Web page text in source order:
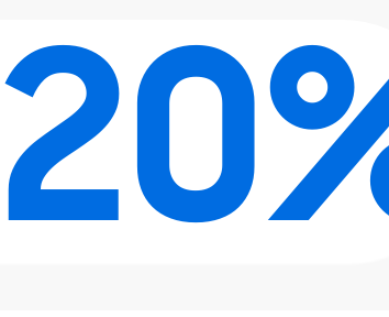
Замена звуковой платы